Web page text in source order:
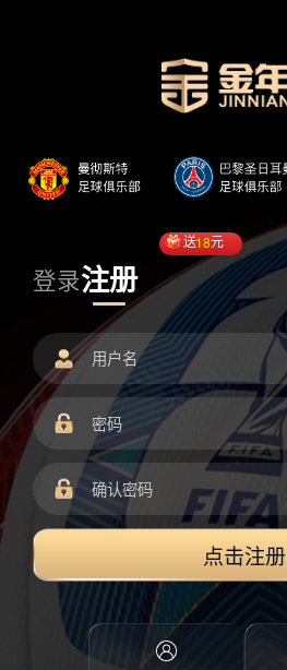
登录注册
送18元
点击注册